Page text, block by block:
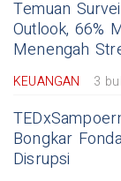
Temuan
Outlook, 66%
Menengah
KEUANGAN 3
Bongkar
Disrupsi